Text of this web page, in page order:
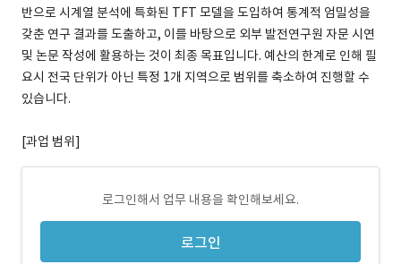
반으로 시계열 분석에 특화된 TFT 모델을 도입하여 통계적 엄밀성을
갖춘 연구 결과를 도출하고, 이를 바탕으로 외부 발전연구원 자문 시연
및 논문 작성에 활용하는 것이 최종 목표입니다. 예산의 한계로 인해 필
요시 전국 단위가 아닌 특정 1개 지역으로 범위를 축소하여 진행할 수
있습니다.
[과업 범위]
로그인해서 업무 내용을 확인해보세요.
로그인